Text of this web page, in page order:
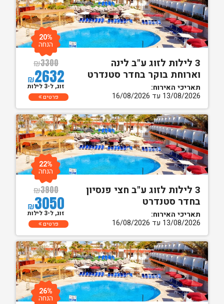
3 לילות לזוג ע"ב לינה
וארוחת בוקר בחדר סטנדרט
תאריכי האירוח:
13/08/2026 עד 16/08/2026
₪3300
₪2632
20%
הנחה
זוג, ל-3 לילות
פרטים
3 לילות לזוג ע"ב חצי פנסיון
בחדר סטנדרט
תאריכי האירוח:
13/08/2026 עד 16/08/2026
₪3900
₪3050
22%
הנחה
זוג, ל-3 לילות
פרטים
26%
הנחה